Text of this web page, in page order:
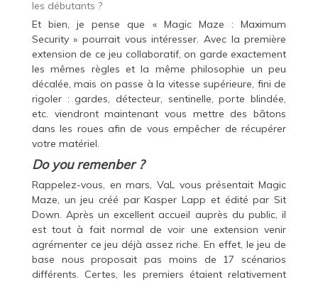
les débutants ?
Et bien, je pense que « Magic Maze : Maximum
Security » pourrait vous intéresser. Avec la première
extension de ce jeu collaboratif, on garde exactement
les mêmes règles et la même philosophie un peu
décalée, mais on passe à la vitesse supérieure, fini de
rigoler : gardes, détecteur, sentinelle, porte blindée,
etc. viendront maintenant vous mettre des bâtons
dans les roues afin de vous empêcher de récupérer
votre matériel.
Do you remenber ?
Rappelez-vous, en mars, VaL vous présentaitMagic
Maze, un jeu créé par Kasper Lapp et édité par Sit
Down. Après un excellent accueil auprès du public, il
est tout à fait normal de voir une extension venir
agrémenter ce jeu déjà assez riche. En effet, le jeu de
base nous proposait pas moins de 17 scénarios
différents. Certes, les premiers étaient relativement